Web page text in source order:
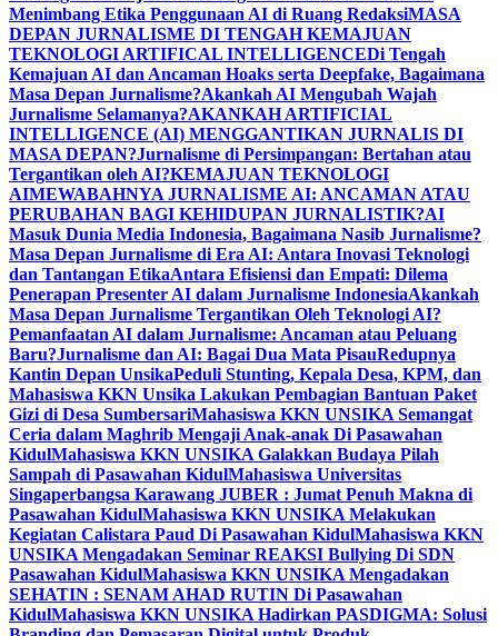
Menimbang Etika Penggunaan AI di Ruang RedaksiMASA
DEPAN JURNALISME DI TENGAH KEMAJUAN
TEKNOLOGI ARTIFICAL INTELLIGENCEDi Tengah
Kemajuan AI dan Ancaman Hoaks serta Deepfake, Bagaimana
Masa Depan Jurnalisme?Akankah AI Mengubah Wajah
Jurnalisme Selamanya?AKANKAH ARTIFICIAL
INTELLIGENCE (AI) MENGGANTIKAN JURNALIS DI
MASA DEPAN?Jurnalisme di Persimpangan: Bertahan atau
Tergantikan oleh AI?KEMAJUAN TEKNOLOGI
AIMEWABAHNYA JURNALISME AI: ANCAMAN ATAU
PERUBAHAN BAGI KEHIDUPAN JURNALISTIK?AI
Masuk Dunia Media Indonesia, Bagaimana Nasib Jurnalisme?
Masa Depan Jurnalisme di Era AI: Antara Inovasi Teknologi
dan Tantangan EtikaAntara Efisiensi dan Empati: Dilema
Penerapan Presenter AI dalam Jurnalisme IndonesiaAkankah
Masa Depan Jurnalisme Tergantikan Oleh Teknologi AI?
Pemanfaatan AI dalam Jurnalisme: Ancaman atau Peluang
Baru?Jurnalisme dan AI: Bagai Dua Mata PisauRedupnya
Kantin Depan UnsikaPeduli Stunting, Kepala Desa, KPM, dan
Mahasiswa KKN Unsika Lakukan Pembagian Bantuan Paket
Gizi di Desa SumbersariMahasiswa KKN UNSIKA Semangat
Ceria dalam Maghrib Mengaji Anak-anak Di Pasawahan
KidulMahasiswa KKN UNSIKA Galakkan Budaya Pilah
Sampah di Pasawahan KidulMahasiswa Universitas
Singaperbangsa Karawang JUBER : Jumat Penuh Makna di
Pasawahan KidulMahasiswa KKN UNSIKA Melakukan
Kegiatan Calistara Paud Di Pasawahan KidulMahasiswa KKN
UNSIKA Mengadakan Seminar REAKSI Bullying Di SDN
Pasawahan KidulMahasiswa KKN UNSIKA Mengadakan
SEHATIN : SENAM AHAD RUTIN Di Pasawahan
KidulMahasiswa KKN UNSIKA Hadirkan PASDIGMA: Solusi